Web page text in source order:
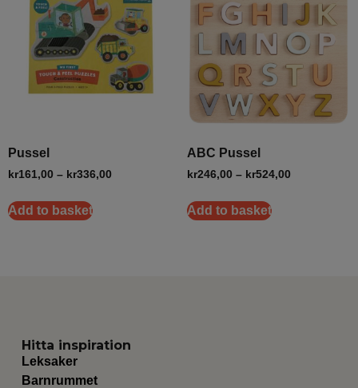
Pussel
kr161,00 – kr336,00
Add to basket
ABC Pussel
kr246,00 – kr524,00
Add to basket
Hitta inspiration
Leksaker
Barnrummet